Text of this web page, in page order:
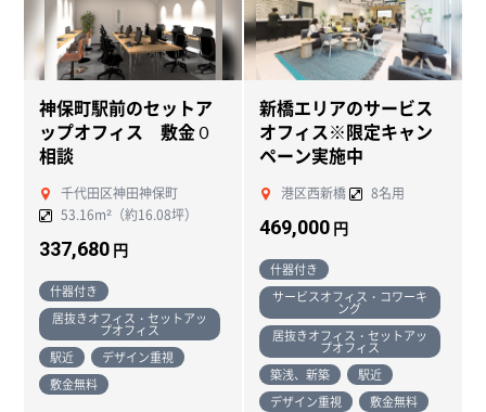
神保町駅前のセットア
ップオフィス 敷金０
相談
千代田区神田神保町
53.16m²（約16.08坪）
337,680 円
什器付き
居抜きオフィス・セットアッ
プオフィス
駅近
デザイン重視
敷金無料
新橋エリアのサービス
オフィス※限定キャン
ペーン実施中
港区西新橋 8名用
469,000 円
什器付き
サービスオフィス・コワーキ
ング
居抜きオフィス・セットアッ
プオフィス
築浅、新築
駅近
デザイン重視
敷金無料